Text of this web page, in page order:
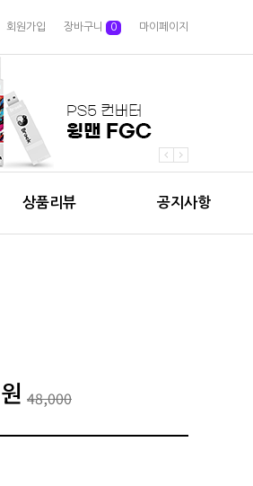
회원가입 장바구니 0 마이페이지
상품리뷰 공지사항
원 48,000